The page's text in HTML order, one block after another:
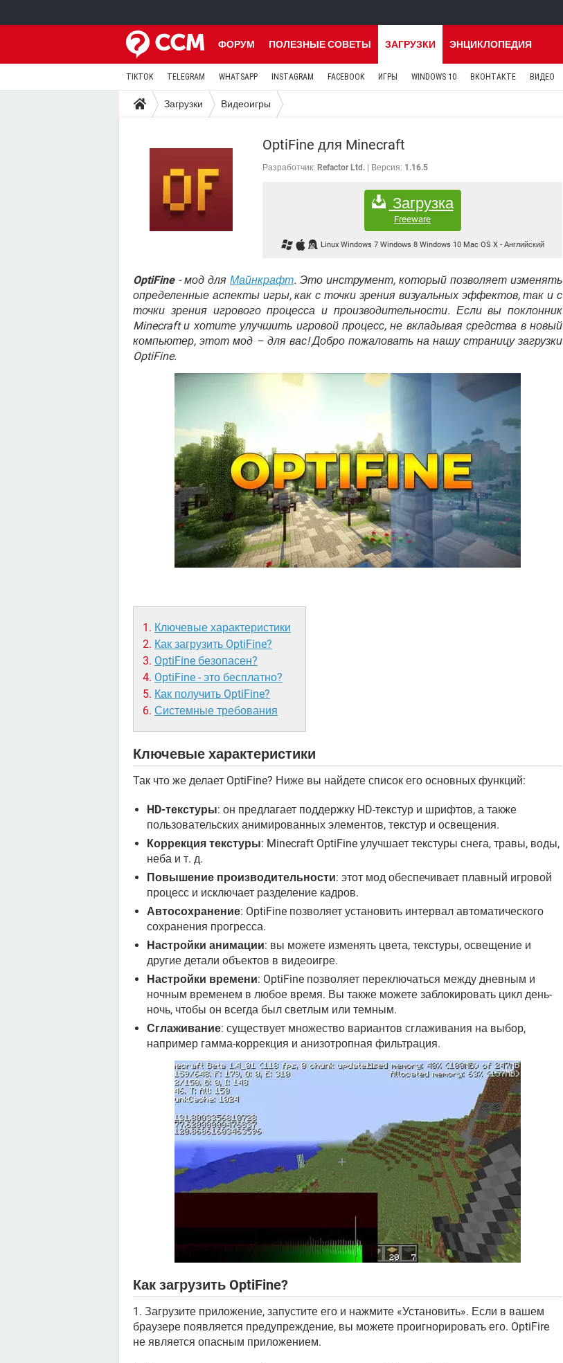
ФОРУМ ПОЛЕЗНЫЕ СОВЕТЫ ЗАГРУЗКИ ЭНЦИКЛОПЕДИЯ
TIKTOK TELEGRAM WHATSAPP INSTAGRAM FACEBOOK ИГРЫ WINDOWS 10 ВКОНТАКТЕ ВИДЕО
Загрузки Видеоигры
OptiFine для Minecraft
Разработчик: Refactor Ltd. Версия: 1.16.5
Загрузка
Freeware
Linux Windows 7 Windows 8 Windows 10 Mac OS X - Английский
OptiFine- мод для Майнкрафт. Это инструмент, который позволяет изменять
определенные аспекты игры, как с точки зрения визуальных эффектов, так и с
точки зрения игрового процесса и производительности. Если вы поклонник
Minecraft и хотите улучшить игровой процесс, не вкладывая средства в новый
компьютер, этот мод – для вас! Добро пожаловать на нашу страницу загрузки
OptiFine.
Ключевые характеристики
Как загрузить OptiFine?
OptiFine безопасен?
OptiFine - это бесплатно?
Как получить OptiFine?
Системные требования
Ключевые характеристики
Так что же делает OptiFine? Ниже вы найдете список его основных функций:
HD-текстуры: он предлагает поддержку HD-текстур и шрифтов, а также
пользовательских анимированных элементов, текстур и освещения.
Коррекция текстуры: Minecraft OptiFine улучшает текстуры снега, травы, воды,
неба и т. д.
Повышение производительности: этот мод обеспечивает плавный игровой
процесс и исключает разделение кадров.
Автосохранение: OptiFine позволяет установить интервал автоматического
сохранения прогресса.
Настройки анимации: вы можете изменять цвета, текстуры, освещение и
другие детали объектов в видеоигре.
Настройки времени: OptiFine позволяет переключаться между дневным и
ночным временем в любое время. Вы также можете заблокировать цикл день-
ночь, чтобы он всегда был светлым или темным.
Сглаживание: существует множество вариантов сглаживания на выбор,
например гамма-коррекция и анизотропная фильтрация.
Как загрузить OptiFine?
1. Загрузите приложение, запустите его и нажмите «Установить». Если в вашем
браузере появляется предупреждение, вы можете проигнорировать его. OptiFire
не является опасным приложением.